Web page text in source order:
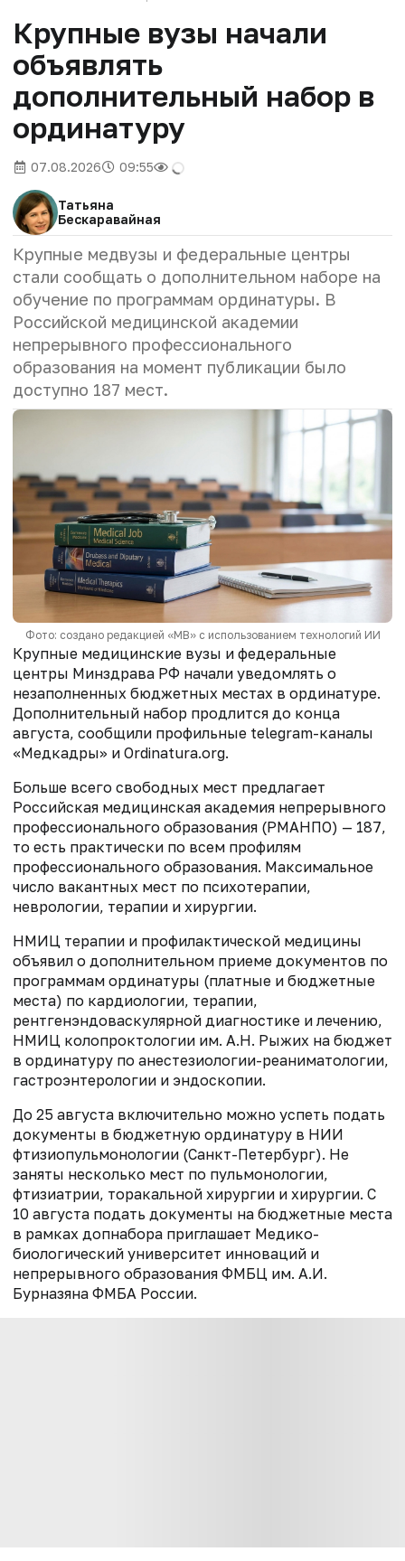
Крупные вузы начали
объявлять
дополнительный набор в
ординатуру
07.08.2026 09:55
Татьяна
Бескаравайная
Крупные медвузы и федеральные центры
стали сообщать о дополнительном наборе на
обучение по программам ординатуры. В
Российской медицинской академии
непрерывного профессионального
образования на момент публикации было
доступно 187 мест.
Фото: создано редакцией «МВ» с использованием технологий ИИ
Крупные медицинские вузы и федеральные
центры Минздрава РФ начали уведомлять о
незаполненных бюджетных местах в ординатуре.
Дополнительный набор продлится до конца
августа, сообщили профильные telegram-каналы
«Медкадры» и Ordinatura.org.
Больше всего свободных мест предлагает
Российская медицинская академия непрерывного
профессионального образования (РМАНПО) — 187,
то есть практически по всем профилям
профессионального образования. Максимальное
число вакантных мест по психотерапии,
неврологии, терапии и хирургии.
НМИЦ терапии и профилактической медицины
объявил о дополнительном приеме документов по
программам ординатуры (платные и бюджетные
места) по кардиологии, терапии,
рентгенэндоваскулярной диагностике и лечению,
НМИЦ колопроктологии им. А.Н. Рыжих на бюджет
в ординатуру по анестезиологии-реаниматологии,
гастроэнтерологии и эндоскопии.
До 25 августа включительно можно успеть подать
документы в бюджетную ординатуру в НИИ
фтизиопульмонологии (Санкт-Петербург). Не
заняты несколько мест по пульмонологии,
фтизиатрии, торакальной хирургии и хирургии. С
10 августа подать документы на бюджетные места
в рамках допнабора приглашает Медико-
биологический университет инноваций и
непрерывного образования ФМБЦ им. А.И.
Бурназяна ФМБА России.